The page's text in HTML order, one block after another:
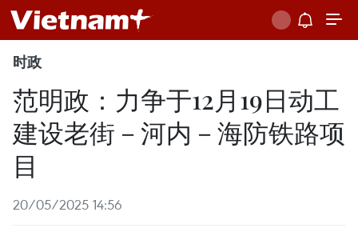
时政
范明政：力争于12月19日动工
建设老街－河内－海防铁路项
目
20/05/2025 14:56